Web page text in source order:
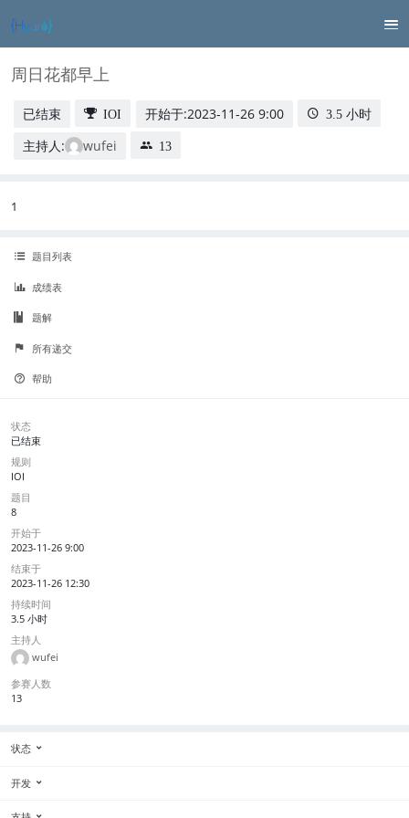
周日花都早上
已结束 IOI 开始于:2023-11-26 9:00 3.5 小时
主持人: wufei 13
1
题目列表
成绩表
题解
所有递交
帮助
状态
已结束
规则
IOI
题目
8
开始于
2023-11-26 9:00
结束于
2023-11-26 12:30
持续时间
3.5 小时
主持人
wufei
参赛人数
13
状态
开发